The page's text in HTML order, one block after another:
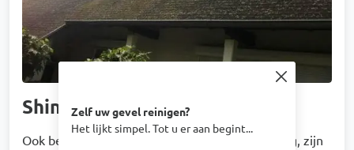
Zelf uw gevel reinigen?
Het lijkt simpel. Tot u er aan begint...
Shingles
Ook bekend als singels of bitumen dakbedekking, zijn